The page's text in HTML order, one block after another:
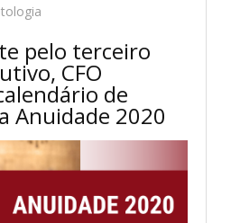
pelo terceiro
CFO
de
Anuidade 2020